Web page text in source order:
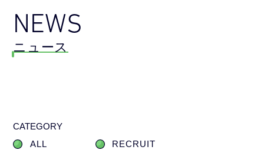
NEWS
ニュース
CATEGORY
ALL
RECRUIT